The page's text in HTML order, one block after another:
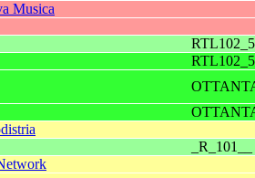
Musica
RTL102_5
RTL102_5
_R_101__